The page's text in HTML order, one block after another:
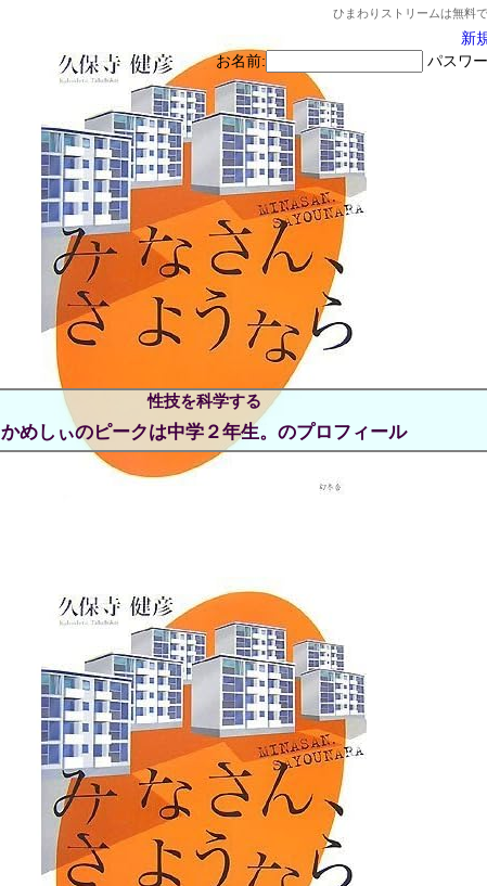
ひまわりストリームは無料
新
お名前:
パスワ
かめしぃのピークは中学２年生。のプロフィール